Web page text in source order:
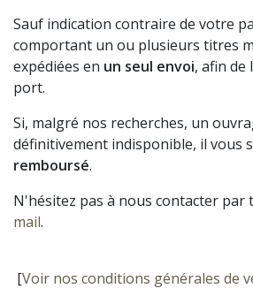
Sauf indication contraire de votre
comportant un ou plusieurs titres
expédiées en un seul envoi, afin de
port.
Si, malgré nos recherches, un
définitivement indisponible, il vous
remboursé.
N'hésitez pas à nous contacter par
mail.
[Voir nos conditions générales de